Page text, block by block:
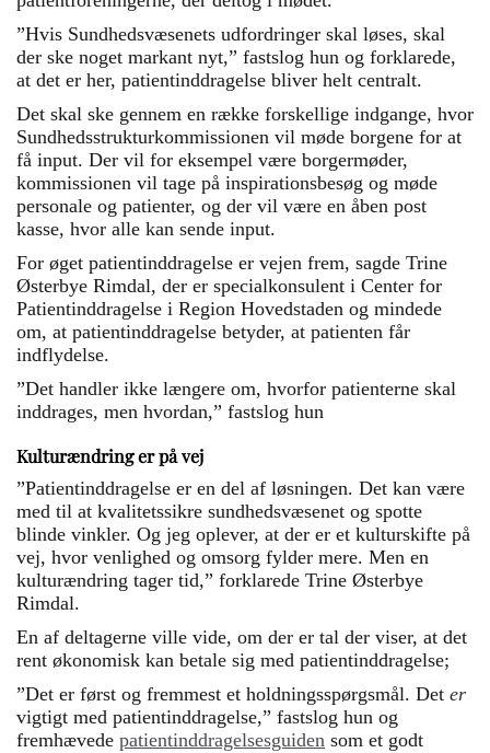
”Hvis Sundhedsvæsenets udfordringer skal løses, skal
der ske noget markant nyt,” fastslog hun og forklarede,
at det er her, patientinddragelse bliver helt centralt.
Det skal ske gennem en række forskellige indgange, hvor
Sundhedsstrukturkommissionen vil møde borgene for at
få input. Der vil for eksempel være borgermøder,
kommissionen vil tage på inspirationsbesøg og møde
personale og patienter, og der vil være en åben post
kasse, hvor alle kan sende input.
For øget patientinddragelse er vejen frem, sagde Trine
Østerbye Rimdal, der er specialkonsulent i Center for
Patientinddragelse i Region Hovedstaden og mindede
om, at patientinddragelse betyder, at patienten får
indflydelse.
”Det handler ikke længere om, hvorfor patienterne skal
inddrages, men hvordan,” fastslog hun
Kulturændring er på vej
”Patientinddragelse er en del af løsningen. Det kan være
med til at kvalitetssikre sundhedsvæsenet og spotte
blinde vinkler. Og jeg oplever, at der er et kulturskifte på
vej, hvor venlighed og omsorg fylder mere. Men en
kulturændring tager tid,” forklarede Trine Østerbye
Rimdal.
En af deltagerne ville vide, om der er tal der viser, at det
rent økonomisk kan betale sig med patientinddragelse;
”Det er først og fremmest et holdningsspørgsmål. Det er
vigtigt med patientinddragelse,” fastslog hun og
fremhævede patientinddragelsesguiden som et godt